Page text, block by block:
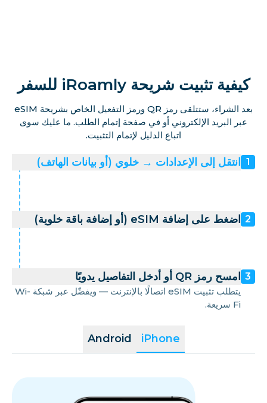
كيفية تثبيت شريحة iRoamly للسفر
بعد الشراء، ستتلقى رمز QR ورمز التفعيل الخاص بشريحة eSIM
عبر البريد الإلكتروني أو في صفحة إتمام الطلب. ما عليك سوى
اتباع الدليل لإتمام التثبيت.
iPhone
Android
1 انتقل إلى الإعدادات → خلوي (أو بيانات الهاتف)
2 اضغط على إضافة eSIM (أو إضافة باقة خلوية)
3 امسح رمز QR أو أدخل التفاصيل يدويًا
يتطلب تثبيت eSIM اتصالًا بالإنترنت — ويفضّل عبر شبكة Wi-
Fi سريعة.